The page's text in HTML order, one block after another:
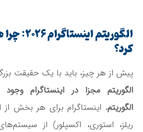
الگوریتم
کرد؟
پیش از هر چیز، باید با یک حقیقت بزرگ
الگوریتم مجزا در اینستاگرام
الگوریتم. اینستاگرام برای هر بخش از
ریلز، استوری، اکسپلور) از